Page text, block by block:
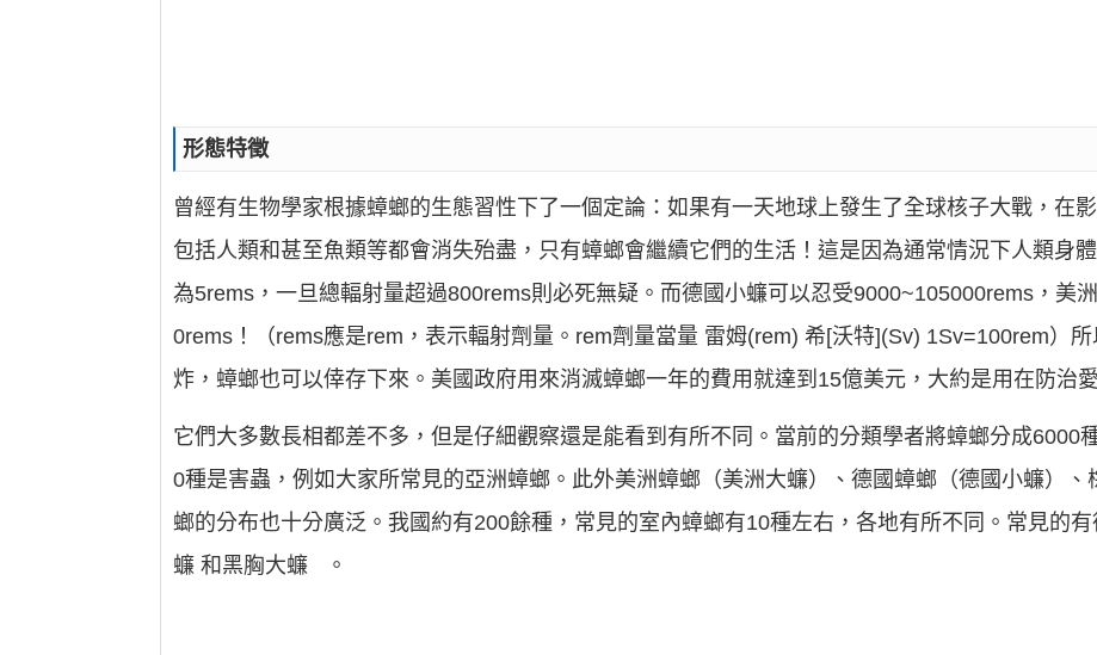
形態特徵
曾經有生物學家根據蟑螂的生態習性下了一個定論：如果有一天地球上發生了全球核子大戰，在
包括人類和甚至魚類等都會消失殆盡，只有蟑螂會繼續它們的生活！這是因為通常情況下人類身
為5rems，一旦總輻射量超過800rems則必死無疑。而德國小蠊可以忍受9000~105000rems，美
0rems！（rems應是rem，表示輻射劑量。rem劑量當量 雷姆(rem) 希[沃特](Sv) 1Sv=100rem）
炸，蟑螂也可以倖存下來。美國政府用來消滅蟑螂一年的費用就達到15億美元，大約是用在防治
它們大多數長相都差不多，但是仔細觀察還是能看到有所不同。當前的分類學者將蟑螂分成6000
0種是害蟲，例如大家所常見的亞洲蟑螂。此外美洲蟑螂（美洲大蠊）、德國蟑螂（德國小蠊）、
螂的分布也十分廣泛。我國約有200餘種，常見的室內蟑螂有10種左右，各地有所不同。常見的
蠊 和黑胸大蠊 。